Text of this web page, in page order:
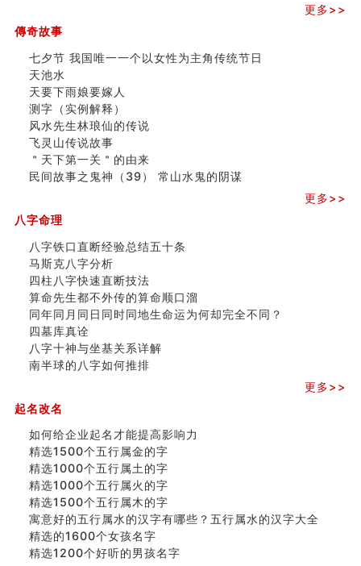
风水先生林琅仙的传说
姓名陰陽配置的凶吉
六爻測住宅風水 (四)
玄空本义 (五)
财务办公室风水布局
精选1500个五行属木的字
玄空本义 (四)
八字算命：女命八字里日坐伤官克夫？
六爻算卦：我俩之间是否还命中有未尽的缘分？
清朝慈禧太后命造 (名人八字淺析七）
玄空本义 (三)
飞灵山传说故事
命理解说：想请问什么时候能够遇到姻缘结婚？
商舖選址的風水講究 (下)
吉凶神跳上大运时的断法【四柱技巧】
家居常見風水形煞及化解方法 (一)
刘燮鈞讲人相 手纹与命运(一)
玄空本义 (二)
大門風水五大禁忌！大門風水擺設？門中門風水解方？
玄空本义 (一)
更多>>
傳奇故事
七夕节 我国唯一一个以女性为主角传统节日
天池水
天要下雨娘要嫁人
测字（实例解释）
风水先生林琅仙的传说
飞灵山传说故事
＂天下第一关＂的由来
民间故事之鬼神（39） 常山水鬼的阴谋
更多>>
八字命理
八字铁口直断经验总结五十条
马斯克八字分析
四柱八字快速直断技法
算命先生都不外传的算命顺口溜
同年同月同日同时同地生命运为何却完全不同？
四墓库真诠
八字十神与坐基关系详解
南半球的八字如何推排
更多>>
起名改名
如何给企业起名才能提高影响力
精选1500个五行属金的字
精选1000个五行属土的字
精选1000个五行属火的字
精选1500个五行属木的字
寓意好的五行属水的汉字有哪些？五行属水的汉字大全
精选的1600个女孩名字
精选1200个好听的男孩名字